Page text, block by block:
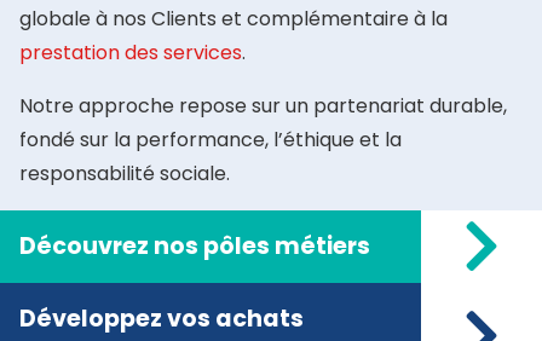
globale à nos Clients et complémentaire à la
prestation des services.
Notre approche repose sur un partenariat durable,
fondé sur la performance, l’éthique et la
responsabilité sociale.
Découvrez nos pôles métiers
Développez vos achats